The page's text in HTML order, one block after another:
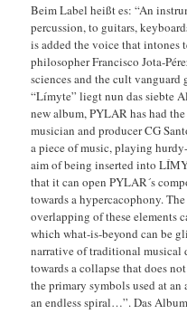
Beim Label heißt es: “An
percussion, to guitars,
is added the voice that intones
philosopher Francisco Jota-
sciences and the cult
“Límyte” liegt nun das siebte
new album, PYLAR has had
musician and producer CG
a piece of music, playing
aim of being inserted into
that it can open PYLAR´s
towards a hypercacophony.
overlapping of these elements
which what-is-beyond can be
narrative of traditional musical
towards a collapse that does
the primary symbols used at
an endless spiral…”. Das